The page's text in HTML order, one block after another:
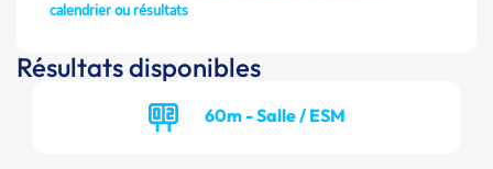
calendrier ou résultats
Résultats disponibles
60m - Salle / ESM